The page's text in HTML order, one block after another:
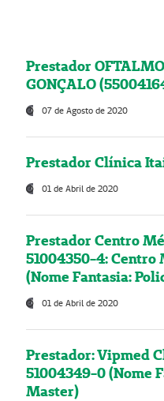
Prestador
GONÇALO
07 de Agosto de 2020
Prestador Clínica
01 de Abril de 2020
Prestador Centro
51004350-4:
(Nome Fantasia:
01 de Abril de 2020
Prestador: Vipmed
51004349-0 (Nome
Master)